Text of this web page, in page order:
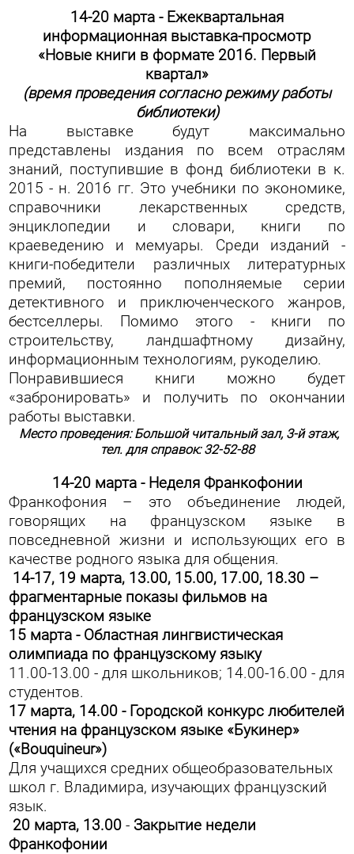
14-20 марта - Ежеквартальная
информационная выставка-просмотр
«Новые книги в формате 2016. Первый
квартал»
(время проведения согласно режиму работы
библиотеки)
На выставке будут максимально
представлены издания по всем отраслям
знаний, поступившие в фонд библиотеки в к.
2015 - н. 2016 гг. Это учебники по экономике,
справочники лекарственных средств,
энциклопедии и словари, книги по
краеведению и мемуары. Среди изданий -
книги-победители различных литературных
премий, постоянно пополняемые серии
детективного и приключенческого жанров,
бестселлеры. Помимо этого - книги по
строительству, ландшафтному дизайну,
информационным технологиям, рукоделию.
Понравившиеся книги можно будет
«забронировать» и получить по окончании
работы выставки.
Место проведения: Большой читальный зал, 3-й этаж,
тел. для справок: 32-52-88
14-20 марта - Неделя Франкофонии
Франкофония – это объединение людей,
говорящих на французском языке в
повседневной жизни и использующих его в
качестве родного языка для общения.
14-17, 19 марта, 13.00, 15.00, 17.00, 18.30 –
фрагментарные показы фильмов на
французском языке
15 марта - Областная лингвистическая
олимпиада по французскому языку
11.00-13.00 - для школьников; 14.00-16.00 - для
студентов.
17 марта, 14.00 - Городской конкурс любителей
чтения на французском языке «Букинер»
(«Bouquineur»)
Для учащихся средних общеобразовательных
школ г. Владимира, изучающих французский
язык.
20 марта, 13.00 -Закрытие недели
Франкофонии